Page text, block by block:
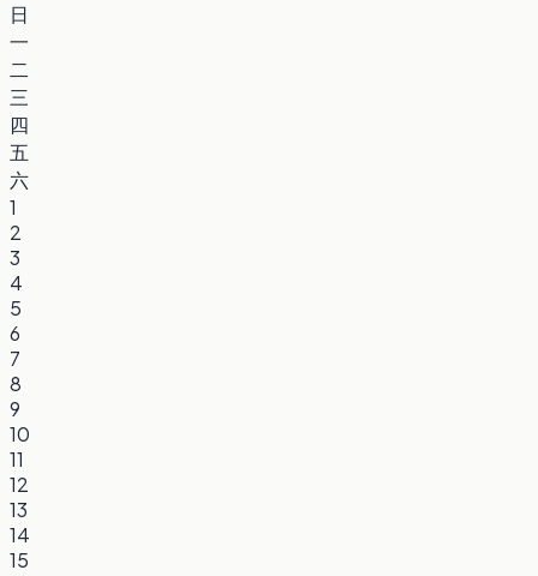
日
一
二
三
四
五
六
1
2
3
4
5
6
7
8
9
10
11
12
13
14
15